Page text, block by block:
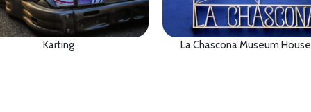
Karting La Chascona Museum House